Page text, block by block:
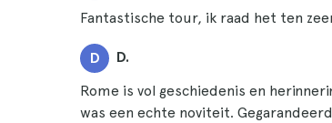
Fantastische tour, ik raad het ten
D D.
Rome is vol geschiedenis en
was een echte noviteit.